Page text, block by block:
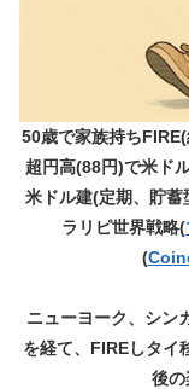
50歳で家族持ち
超円高(88円)で米ド
米ドル建(定期、貯
ラリピ世界戦略(
(
ニューヨーク、シン
を経て、FIREしタイ
後の